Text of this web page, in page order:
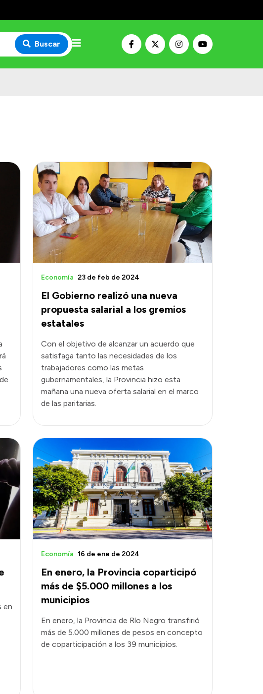
Buscar
El Gobierno realizó una nueva
propuesta salarial a los gremios
estatales
Economía 23 de feb de 2024
Con el objetivo de alcanzar un acuerdo que
satisfaga tanto las necesidades de los
trabajadores como las metas
gubernamentales, la Provincia hizo esta
mañana una nueva oferta salarial en el marco
de las paritarias.
en
En enero, la Provincia coparticipó
más de $5.000 millones a los
municipios
Economía 16 de ene de 2024
En enero, la Provincia de Río Negro transfirió
más de 5.000 millones de pesos en concepto
de coparticipación a los 39 municipios.